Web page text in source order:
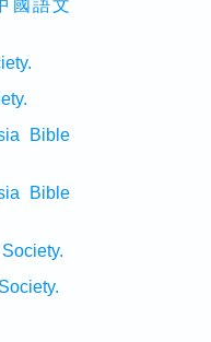
國語文
Bible
Bible